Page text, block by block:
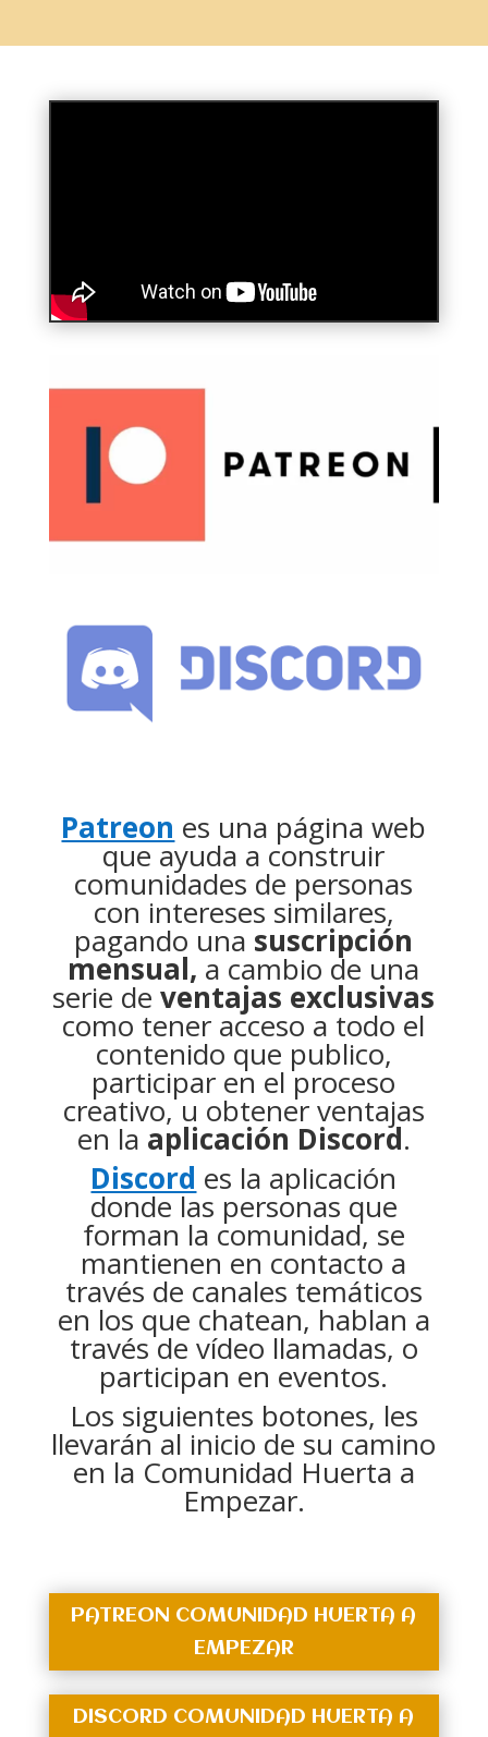
Patreon es una página web
que ayuda a construir
comunidades de personas
con intereses similares,
pagando una suscripción
mensual, a cambio de una
serie deventajas exclusivas
como tener acceso a todo el
contenido que publico,
participar en el proceso
creativo, u obtener ventajas
en la aplicación Discord.
Discord es la aplicación
donde las personas que
forman la comunidad, se
mantienen en contacto a
través de canales temáticos
en los que chatean, hablan a
través de vídeo llamadas, o
participan en eventos.
Los siguientes botones, les
llevarán al inicio de su camino
en la Comunidad Huerta a
Empezar.
PATREON COMUNIDAD HUERTA A
EMPEZAR
DISCORD COMUNIDAD HUERTA A